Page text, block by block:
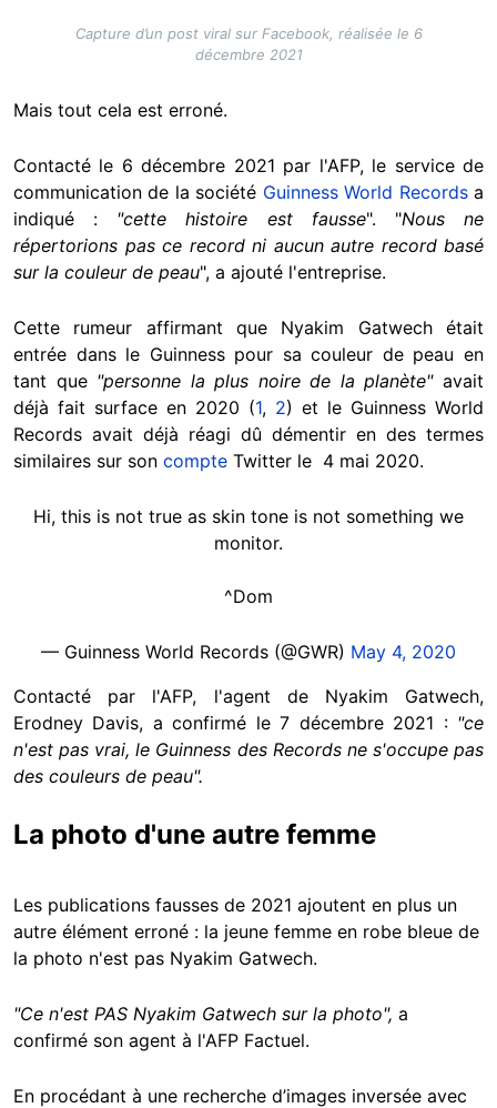
Capture d’un post viral sur Facebook, réalisée le 6
décembre 2021
Mais tout cela est erroné.
Contacté le 6 décembre 2021 par l'AFP, le service de
communication de la société Guinness World Recordsa
indiqué : "cette histoire est fausse". "Nous ne
répertorions pas ce record ni aucun autre record basé
sur la couleur de peau", a ajouté l'entreprise.
Cette rumeur affirmant que Nyakim Gatwech était
entrée dans le Guinness pour sa couleur de peau en
tant que "personne la plus noire de la planète"avait
déjà fait surface en 2020 (1, 2) et le Guinness World
Records avait déjà réagi dû démentir en des termes
similaires sur son compte Twitter le 4 mai 2020.
Hi, this is not true as skin tone is not something we
monitor.
^Dom
— Guinness World Records (@GWR) May 4, 2020
Contacté par l'AFP, l'agent de Nyakim Gatwech,
Erodney Davis, a confirmé le 7 décembre 2021 : "ce
n'est pas vrai, le Guinness des Records ne s'occupe pas
des couleurs de peau".
La photo d'une autre femme
Les publications fausses de 2021 ajoutent en plus un
autre élément erroné : la jeune femme en robe bleue de
la photo n'est pas Nyakim Gatwech.
"Ce n'est PAS Nyakim Gatwech sur la photo", a
confirmé son agent à l'AFP Factuel.
En procédant à une recherche d’images inversée avec